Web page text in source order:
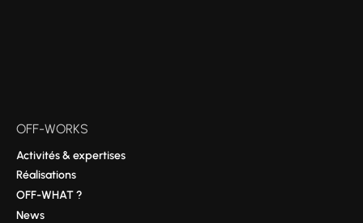
OFF-WORKS
Activités & expertises
Réalisations
OFF-WHAT ?
News